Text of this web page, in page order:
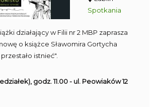
Spotkania
działający w Filii nr 2 MBP zaprasza
o książce Sławomira Gortycha
istnieć".
godz. 11.00 - ul. Peowiaków 12